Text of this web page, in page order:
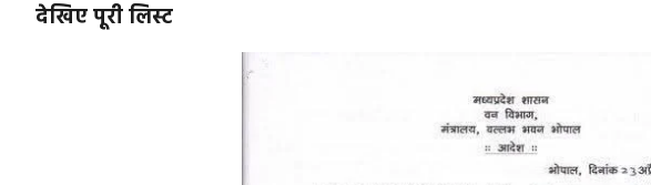
देखिए पूरी लिस्ट